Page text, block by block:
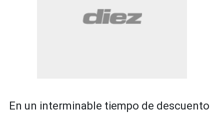
En un interminable tiempo de descuento